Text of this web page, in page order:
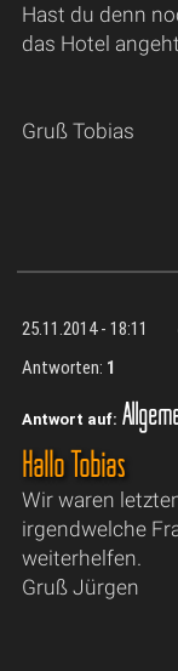
Hast du denn
das Hotel
Gruß Tobias
25.11.2014 - 18:11
Antworten: 1
Antwort auf:
Hallo Tobias
Wir waren
irgendwelche
weiterhelfen.
Gruß Jürgen